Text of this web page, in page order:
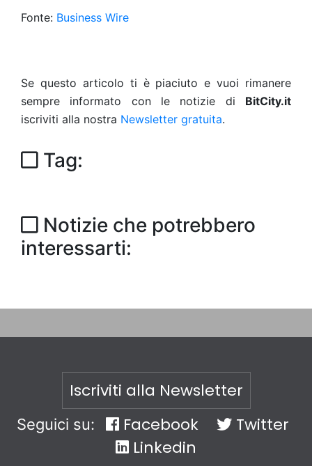
Fonte: Business Wire
Se questo articolo ti è piaciuto e vuoi rimanere
sempre informato con le notizie di BitCity.it
iscriviti alla nostra Newsletter gratuita.
Tag:
Notizie che potrebbero
interessarti:
Iscriviti alla Newsletter
Seguici su: Facebook
Twitter
Linkedin